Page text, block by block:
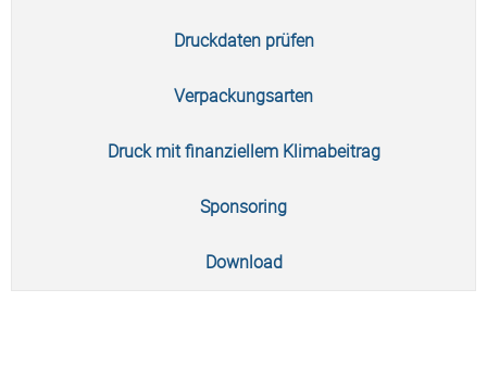
Druckdaten prüfen
Verpackungsarten
Druck mit finanziellem Klimabeitrag
Sponsoring
Download